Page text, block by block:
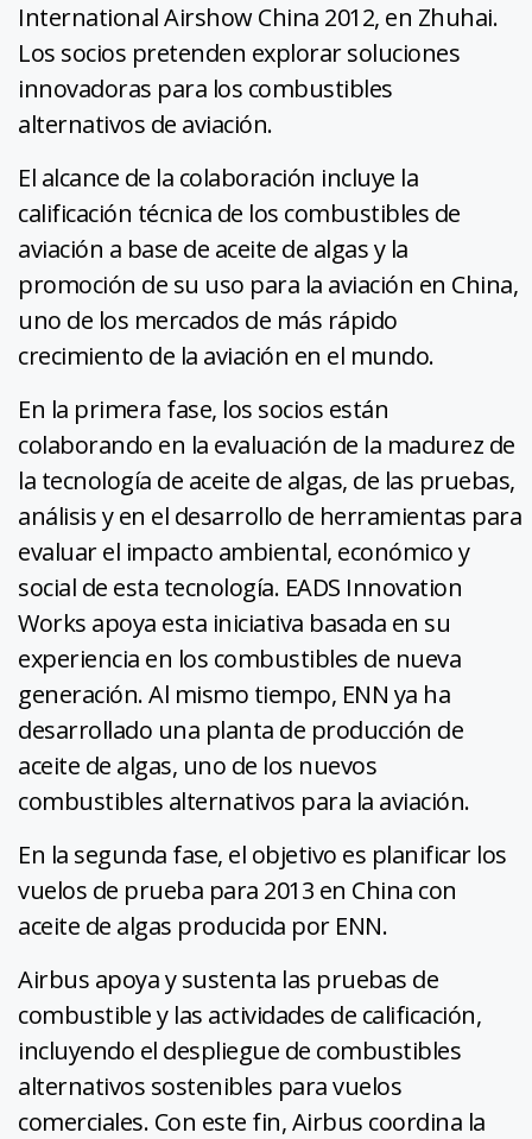
International Airshow China 2012, en Zhuhai.
Los socios pretenden explorar soluciones
innovadoras para los combustibles
alternativos de aviación.
El alcance de la colaboración incluye la
calificación técnica de los combustibles de
aviación a base de aceite de algas y la
promoción de su uso para la aviación en China,
uno de los mercados de más rápido
crecimiento de la aviación en el mundo.
En la primera fase, los socios están
colaborando en la evaluación de la madurez de
la tecnología de aceite de algas, de las pruebas,
análisis y en el desarrollo de herramientas para
evaluar el impacto ambiental, económico y
social de esta tecnología. EADS Innovation
Works apoya esta iniciativa basada en su
experiencia en los combustibles de nueva
generación. Al mismo tiempo, ENN ya ha
desarrollado una planta de producción de
aceite de algas, uno de los nuevos
combustibles alternativos para la aviación.
En la segunda fase, el objetivo es planificar los
vuelos de prueba para 2013 en China con
aceite de algas producida por ENN.
Airbus apoya y sustenta las pruebas de
combustible y las actividades de calificación,
incluyendo el despliegue de combustibles
alternativos sostenibles para vuelos
comerciales. Con este fin, Airbus coordina la